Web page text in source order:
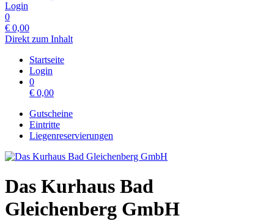
Login
0
€ 0,00
Direkt zum Inhalt
Startseite
Login
0
€ 0,00
Gutscheine
Eintritte
Liegenreservierungen
Das Kurhaus Bad
Gleichenberg GmbH